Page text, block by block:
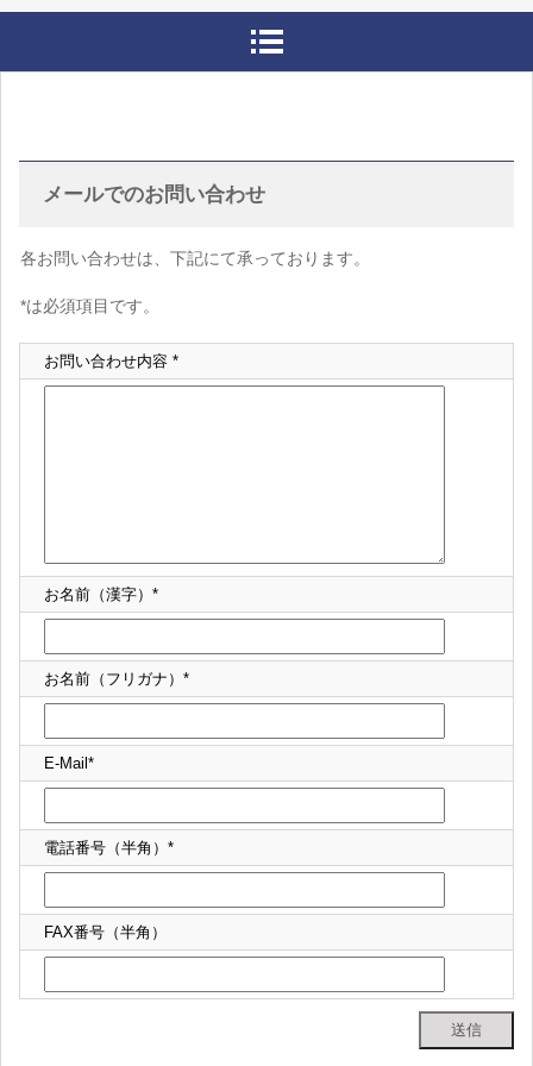
メールでのお問い合わせ
各お問い合わせは、下記にて承っております。
*は必須項目です。
お問い合わせ内容 *
お名前（漢字）*
お名前（フリガナ）*
E-Mail*
電話番号（半角）*
FAX番号（半角）